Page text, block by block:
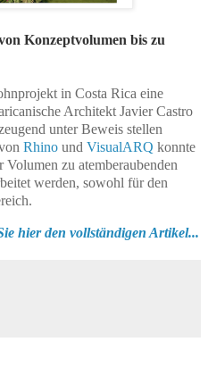
Konzeptvolumen bis zu
in Costa Rica eine
Architekt Javier Castro
unter Beweis stellen
Rhino und VisualARQ konnte
zu atemberaubenden
werden, sowohl für den
hier den vollständigen Artikel...